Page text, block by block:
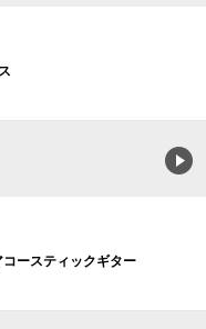
ースティックギター